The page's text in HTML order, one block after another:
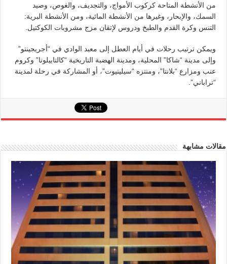
من الأنشطة المتاحة كركوب الأمواج، والتجديف، والغوص، وصيد
السمك، والإبحار، وغيرها من الأنشطة المائية، ومن الأنشطة البرية:
التنس وكرة القدم والطبخ ودروس لإتقان مزج مشروبات الكوكتيل.
ويمكن ترتيب رحلات في أيام العطل إلى معبد الوادي في “أجريجينتو”
وإلى مدينة “شاكا” المحلية، ومدينة الهضبة التاريخية “كالتابيلونا” وكروم
عنب ومزارع “بلانتا”، ومنتزه “سيلينيوت”، أو المشاركة في رحلة لمدينة
“تراباني”.
مقالات مشابهة